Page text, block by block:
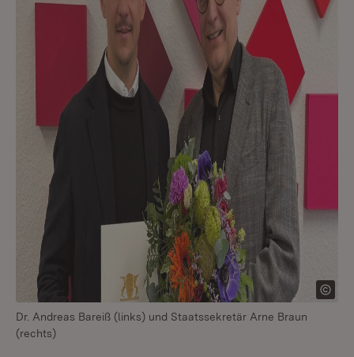
Dr. Andreas Bareiß (links) und Staatssekretär Arne Braun
(rechts)